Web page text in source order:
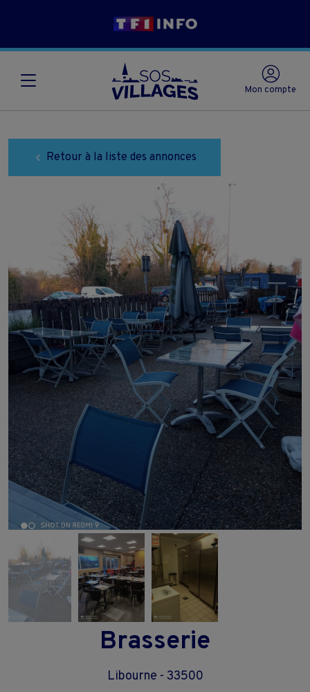
Mon compte
Retour à la liste des annonces
Brasserie
Libourne - 33500